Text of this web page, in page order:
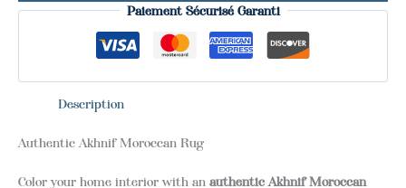
Paiement Sécurisé Garanti
Description
Authentic Akhnif Moroccan Rug
Color your home interior with an authentic Akhnif Moroccan